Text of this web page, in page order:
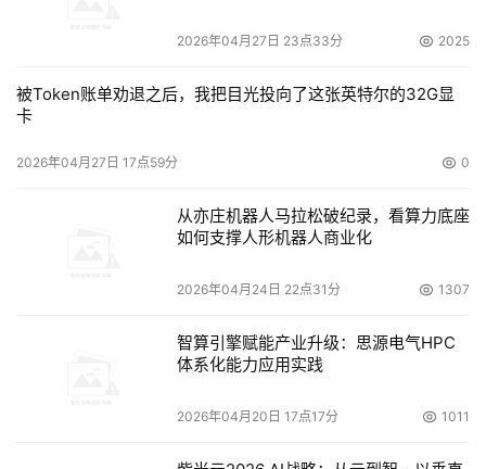
2026年04月27日 23点33分 2025
被Token账单劝退之后，我把目光投向了这张英特尔的32G显
卡
2026年04月27日 17点59分 0
从亦庄机器人马拉松破纪录，看算力底座
如何支撑人形机器人商业化
2026年04月24日 22点31分 1307
智算引擎赋能产业升级：思源电气HPC
体系化能力应用实践
2026年04月20日 17点17分 1011